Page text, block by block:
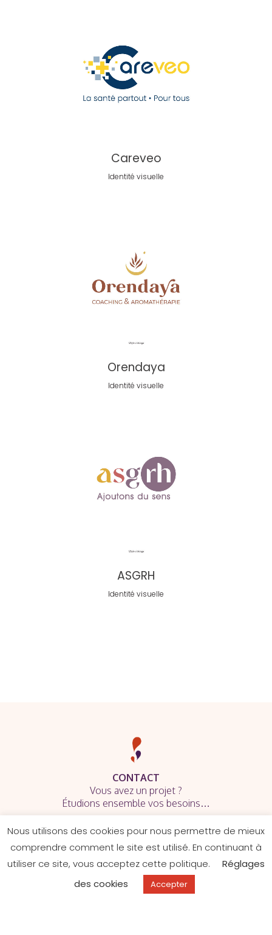
Careveo
Identité visuelle
Orendaya
Identité visuelle
ASGRH
Identité visuelle
CONTACT
Vous avez un projet ?
Étudions ensemble vos besoins…
Site web made with ♥ byZeChouette
Mentions légales–Politique de confidentialité
Nous utilisons des cookies pour nous permettre de mieux
comprendre comment le site est utilisé. En continuant à
utiliser ce site, vous acceptez cette politique.
Réglages
des cookies
Accepter